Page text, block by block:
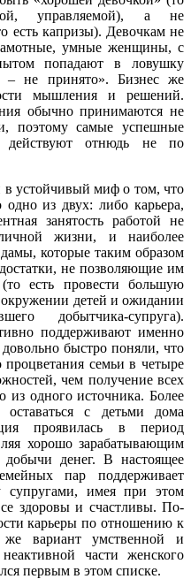
управляемой), а не
есть капризы). Девочкам не
умные женщины, с
попадают в ловушку
– не принято». Бизнес же
мышления и решений.
обычно принимаются не
поэтому самые успешные
действуют отнюдь не по
в устойчивый миф о том, что
одно из двух: либо карьера,
занятость работой не
жизни, и наиболее
которые таким образом
не позволяющие им
есть провести большую
детей и ожидании
добытчика-супруга).
поддерживают именно
быстро поняли, что
процветания семьи в четыре
чем получение всех
из одного источника. Более
с детьми дома
проявилась в период
хорошо зарабатывающим
денег. В настоящее
пар поддерживает
супругами, имея при этом
здоровы и счастливы. По-
карьеры по отношению к
вариант умственной и
части женского
первым в этом списке.